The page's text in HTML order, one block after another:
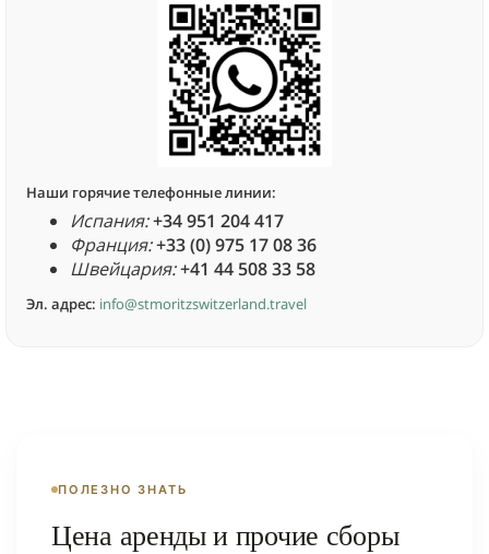
Наши горячие телефонные линии:
Испания:+34 951 204 417
Франция:+33 (0) 975 17 08 36
Швейцария:+41 44 508 33 58
Эл. адрес: info@stmoritzswitzerland.travel
ПОЛЕЗНО ЗНАТЬ
Цена аренды и прочие сборы